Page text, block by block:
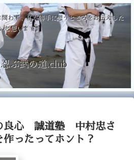
わず、私が勝手に想うところをお伝えした
と思います。
ぶ武の道.club
良心 誠道塾 中村忠さ
ったってホント？